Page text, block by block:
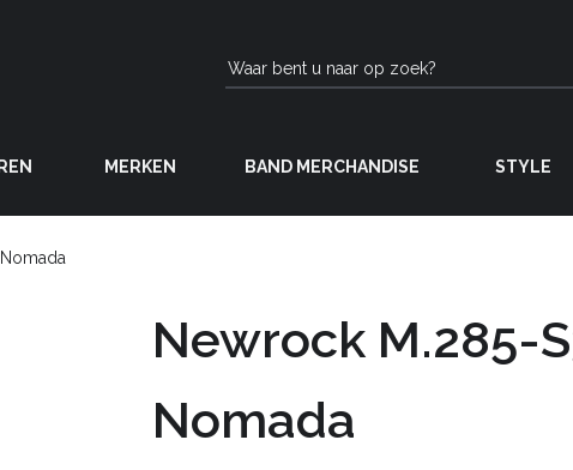
MERKEN BAND MERCHANDISE STYLE
Newrock M.285-
Nomada